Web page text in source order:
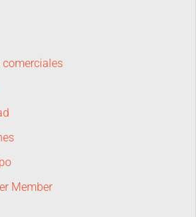
Member